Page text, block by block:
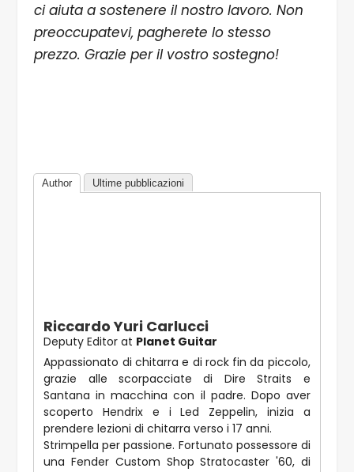
ci aiuta a sostenere il nostro lavoro. Non
preoccupatevi, pagherete lo stesso
prezzo. Grazie per il vostro sostegno!
Author Ultime pubblicazioni
Riccardo Yuri Carlucci
Deputy Editor at Planet Guitar
Appassionato di chitarra e di rock fin da piccolo,
grazie alle scorpacciate di Dire Straits e
Santana in macchina con il padre. Dopo aver
scoperto Hendrix e i Led Zeppelin, inizia a
prendere lezioni di chitarra verso i 17 anni.
Strimpella per passione. Fortunato possessore di
una Fender Custom Shop Stratocaster '60, di